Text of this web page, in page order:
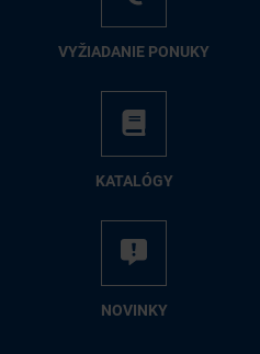
VY­ŽIA­DA­NIE PO­NU­KY
KA­TA­LÓ­GY
NO­VIN­KY